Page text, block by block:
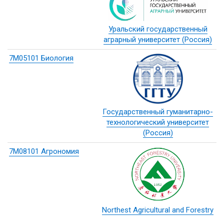
Уральский государственный
аграрный университет (Россия)
7М05101 Биология
Государственный гуманитарно-
технологический университет
(Россия)
7М08101 Агрономия
Northest Agricultural and Forestry